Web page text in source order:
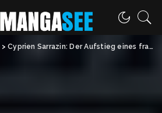
>Cyprien Sarrazin: Der Aufstieg eines französischen Skihelden